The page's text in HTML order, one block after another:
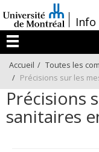
au
contenu
/Info
Menu
Accueil
Toutes les
Précisions sur les
Précisions
sanitaires